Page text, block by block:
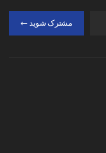
مشترک شوید